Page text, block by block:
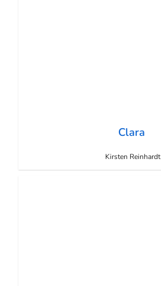
Clara
Kirsten Reinhardt